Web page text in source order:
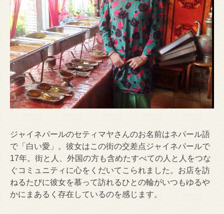
ジャイネパールのセティマヤさんのお名前はネパール語
で「白い愛」。彼女はこの街の交差点ジャイネパールで
17年。街と人、外国の方も含めたすべての人と人をつな
ぐコミュニティに心をくだいてこられました。お店を訪
ねるたびに彼女を慕って訪れるひとの輪がいつもゆるや
かにまあるく存在しているのを感じます。